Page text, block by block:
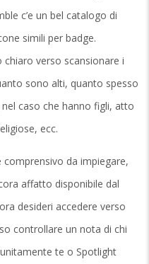
c’e un bel catalogo di
simili per badge.
verso scansionare i
sono alti, quanto spesso
caso che hanno figli, atto
ecc.
comprensivo da impiegare,
affatto disponibile dal
desideri accedere verso
controllare un nota di chi
te o Spotlight